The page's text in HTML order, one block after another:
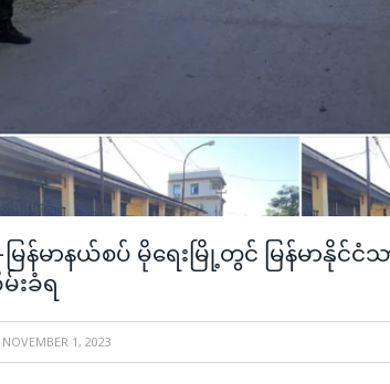
ြန်မာနယ်စပ် မိုရေးမြို့တွင် မြန်မာနိုင်ငံသ
းခံရ
NOVEMBER 1, 2023